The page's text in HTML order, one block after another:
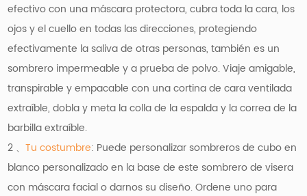
efectivo con una máscara protectora, cubra toda la cara, los
ojos y el cuello en todas las direcciones, protegiendo
efectivamente la saliva de otras personas, también es un
sombrero impermeable y a prueba de polvo. Viaje amigable,
transpirable y empacable con una cortina de cara ventilada
extraíble, dobla y meta la colla de la espalda y la correa de la
barbilla extraíble.
2 、Tu costumbre: Puede personalizar sombreros de cubo en
blanco personalizado en la base de este sombrero de visera
con máscara facial o darnos su diseño. Ordene uno para